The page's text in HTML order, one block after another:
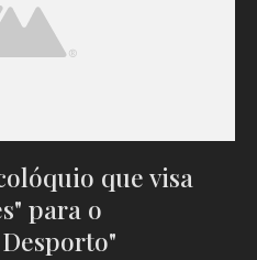
que visa
para o